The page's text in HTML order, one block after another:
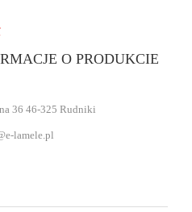
O PRODUKCIE
36 46-325 Rudniki
lamele.pl